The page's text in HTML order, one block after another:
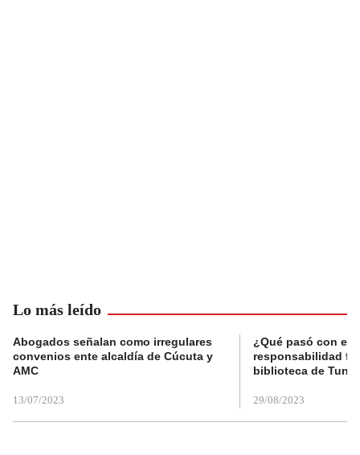
Lo más leído
Abogados señalan como irregulares
convenios ente alcaldía de Cúcuta y
AMC
13/07/2023
¿Qué pasó con el
responsabilidad
biblioteca de
29/08/2023